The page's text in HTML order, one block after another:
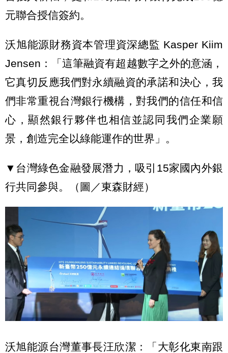
元聯合授信簽約。
沃旭能源財務資本管理資深總監 Kasper Kiim
Jensen：「這筆融資有超越數字之外的意涵，
它真切反應我們對永續融資的承諾和決心，我
們非常重視台灣銀行機構，對我們的信任和信
心，顯然銀行夥伴也相信並認同我們企業願
景，創造完全以綠能運作的世界」。
▼台灣綠色金融發展潛力，吸引15家國內外銀
行共同參與。（圖／東森財經）
沃旭能源台灣董事長汪欣潔：「大彰化東南跟